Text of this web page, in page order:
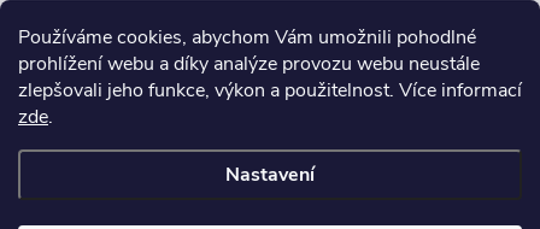
Používáme cookies, abychom Vám umožnili pohodlné
prohlížení webu a díky analýze provozu webu neustále
zlepšovali jeho funkce, výkon a použitelnost. Více informací
zde.
Nastavení
O Fleppi
Inspirace pro vás